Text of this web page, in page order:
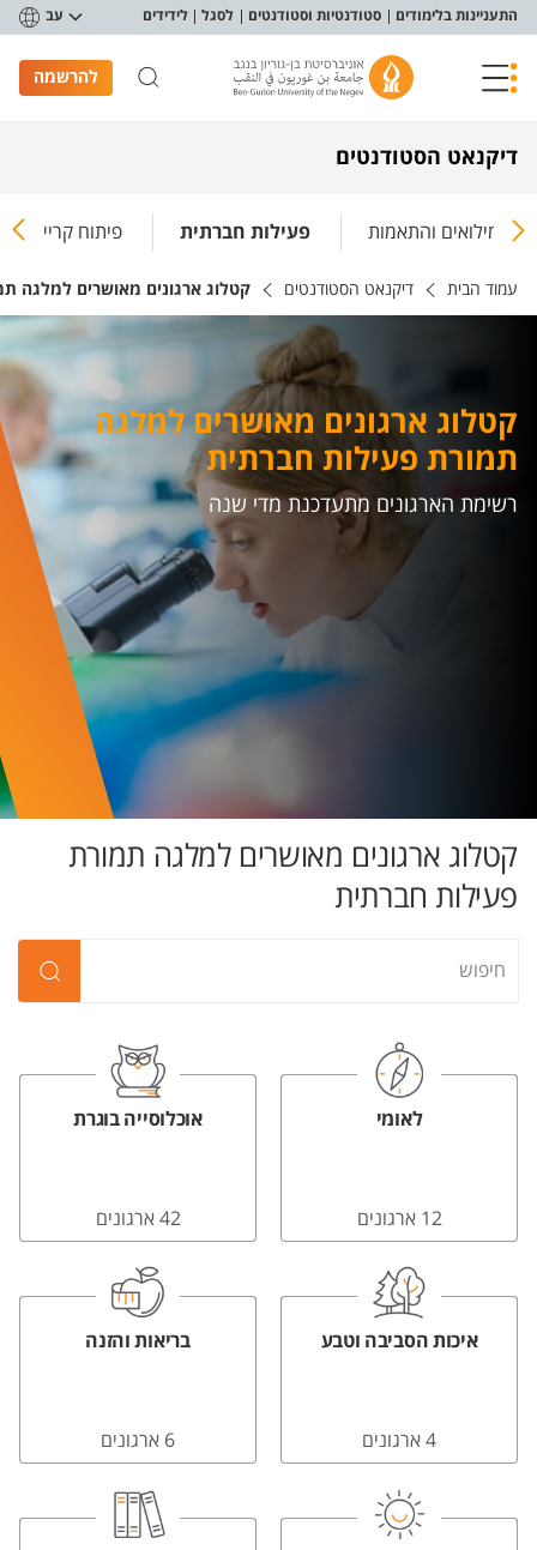
תפריט נגישות
התעניינות בלימודים סטודנטיות וסטודנטים לסגל לידידים עב
להרשמה
דיקנאט הסטודנטים
מילואים והתאמות פעילות חברתית פיתוח קריירה
עמוד הבית דיקנאט הסטודנטים קטלוג ארגונים מאושרים למלגה
קטלוג ארגונים מאושרים למלגה
תמורת פעילות חברתית
רשימת הארגונים מתעדכנת מדי שנה
קטלוג ארגונים מאושרים למלגה תמורת
פעילות חברתית
לאומי
12 ארגונים
אוכלוסייה בוגרת
42 ארגונים
איכות הסביבה וטבע
4 ארגונים
בריאות והזנה
6 ארגונים